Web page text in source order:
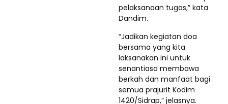
pelaksanaan tugas,” kata
Dandim.
“Jadikan kegiatan doa
bersama yang kita
laksanakan ini untuk
senantiasa membawa
berkah dan manfaat bagi
semua prajurit Kodim
1420/Sidrap,” jelasnya.